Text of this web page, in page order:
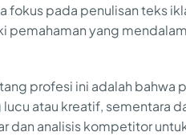
fokus pada penulisan teks
pemahaman yang
profesi ini adalah bahwa
atau kreatif, sementara
dan analisis kompetitor